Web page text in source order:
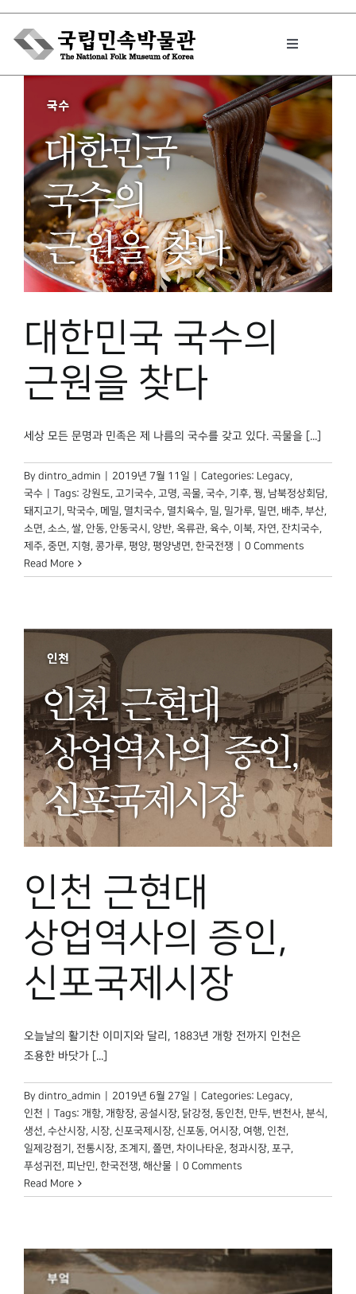
Skip
content
Toggle
박물관에서는
민속이야기
민속 인사이드
박물관 홈페이지
대한민국 국수의
근원을 찾다
세상 모든 문명과 민족은 제 나름의 국수를 갖고 있다. 곡물을 [...]
By dintro_admin 2019년 7월 11일 Categories: Legacy
국수
Tags: 강원도 고기국수 고명 곡물 국수 기후 꿩 남북정상회담
돼지고기
막국수 메밀 멸치국수 멸치육수 밀 밀가루 밀면 배추 부산
소면 소스 쌀 안동 안동국시 양반 옥류관 육수 이북 자연 잔치국수
제주 중면 지형 콩가루 평양 평양냉면 한국전쟁
0 Comments
Read More
인천 근현대
상업역사의 증인,
신포국제시장
오늘날의 활기찬 이미지와 달리, 1883년 개항 전까지 인천은
조용한 바닷가 [...]
By dintro_admin 2019년 6월 27일 Categories: Legacy,
인천
Tags: 개항, 개항장, 공설시장, 닭강정, 동인천, 만두, 변천사, 분식,
생선, 수산시장, 시장, 신포국제시장, 신포동, 어시장, 여행, 인천,
일제강점기 , 전통시장, 조계지 , 쫄면, 차이나타운, 청과시장, 포구,
푸성귀전, 피난민, 한국전쟁, 해산물
0 Comments
Read More